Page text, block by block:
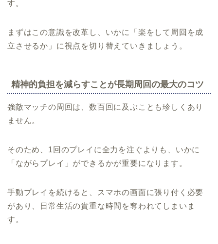
す。
まずはこの意識を改革し、いかに「楽をして周回を成
立させるか」に視点を切り替えていきましょう。
精神的負担を減らすことが長期周回の最大のコツ
強敵マッチの周回は、数百回に及ぶことも珍しくあり
ません。
そのため、1回のプレイに全力を注ぐよりも、いかに
「ながらプレイ」ができるかが重要になります。
手動プレイを続けると、スマホの画面に張り付く必要
があり、日常生活の貴重な時間を奪われてしまいま
す。